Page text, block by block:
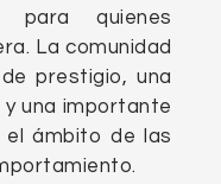
para quienes
La comunidad
prestigio, una
una importante
el ámbito de las